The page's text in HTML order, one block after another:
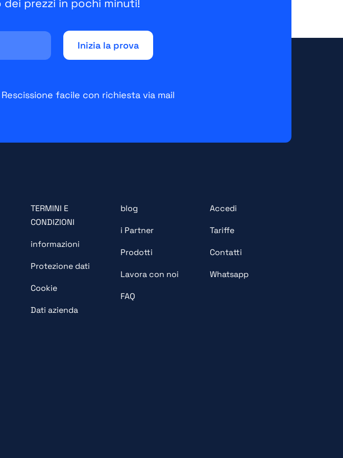
prezzi in pochi minuti!
Rescissione facile con richiesta via mail
TERMINI E
CONDIZIONI
informazioni
Protezione dati
Cookie
Dati azienda
blog
i Partner
Prodotti
Lavora con noi
FAQ
Accedi
Tariffe
Contatti
Whatsapp